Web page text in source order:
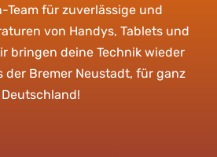
Team für zuverlässige und
von Handys, Tablets und
bringen deine Technik wieder
der Bremer Neustadt, für ganz
Deutschland!